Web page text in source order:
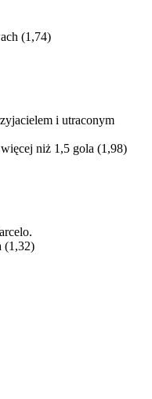
(1,74)
i utraconym
niż 1,5 gola (1,98)
(1,32)